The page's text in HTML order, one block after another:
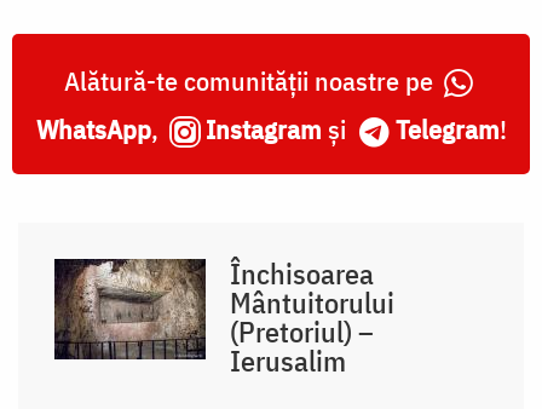
Alătură-te comunității noastre pe
WhatsApp, Instagram și Telegram!
Închisoarea
Mântuitorului
(Pretoriul) –
Ierusalim